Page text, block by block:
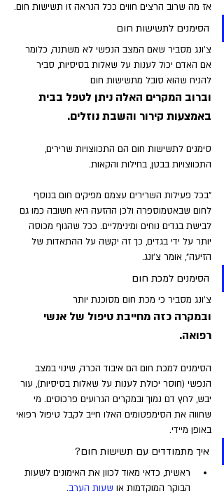
אז מה שרוב הרצים חווים ככל הנראה זו תשישות חום.
הסימנים לתשישות חום
צ'ונג מסביר שאם המצב הנפשי לא משתנה, כלומר
אם האדם יכול לענות על שאלות בסיסיות, סביר
להניח שהוא סובל מתשישות חום
וברוב המקרים האלה ניתן לטפל בבית
באמצעות קירור והשבת נוזלים.
סימנים לתשישות חום הם התכווצויות שרירים,
התכווצויות בבטן, בחילות והקאות.
"בכל פעילות השרירים עצמם מפיקים חום בנוסף
לחום שבאטמוספרה ולכן ההזעה היא חשובה כמו גם
לבישת בגדים נוחים ומינימליים. ככל שהגוף מכוסה
יותר על ידי בגדים, כך זה יקשה על ההתאדות של
הזיעה", אומר צ'ונג.
הסימנים למכת חום
צ'ונג מסביר כי מכת חום מסוכנת יותר
ובמקרה כזה מחייבת טיפול של אנשי
רפואה.
הסימנים למכת חום הם איבוד הכרה, שינוי במצב
הנפשי (חוסר יכולת לענות על שאלות בסיסיות), עור
יבש, לחץ דם נמוך ובמקרים הגרועים פרכוסים. מי
שחווה את הסימפטומים האלו חייב לקבל טיפול רפואי
באופן מיידי.
איך מתמודדים עם תשישות חום?
ראשית, כדאי מאוד לכוון את האימונים לשעות
הבוקר המוקדמות או שעות הערב.